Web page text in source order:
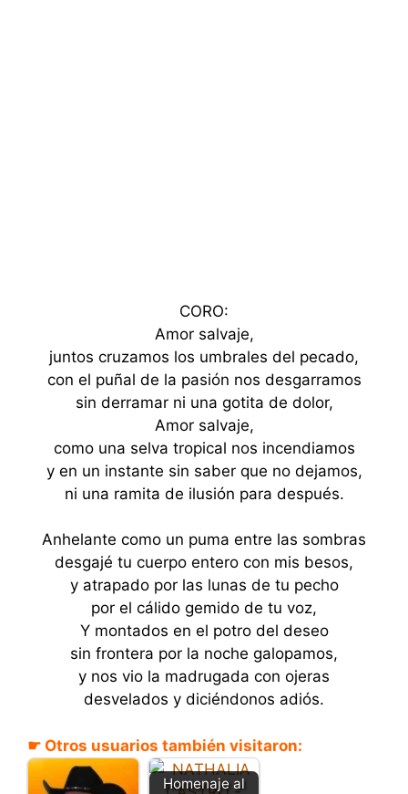
CORO:
Amor salvaje,
juntos cruzamos los umbrales del pecado,
con el puñal de la pasión nos desgarramos
sin derramar ni una gotita de dolor,
Amor salvaje,
como una selva tropical nos incendiamos
y en un instante sin saber que no dejamos,
ni una ramita de ilusión para después.
Anhelante como un puma entre las sombras
desgajé tu cuerpo entero con mis besos,
y atrapado por las lunas de tu pecho
por el cálido gemido de tu voz,
Y montados en el potro del deseo
sin frontera por la noche galopamos,
y nos vio la madrugada con ojeras
desvelados y diciéndonos adiós.
☛ Otros usuarios también visitaron:
Homenaje al